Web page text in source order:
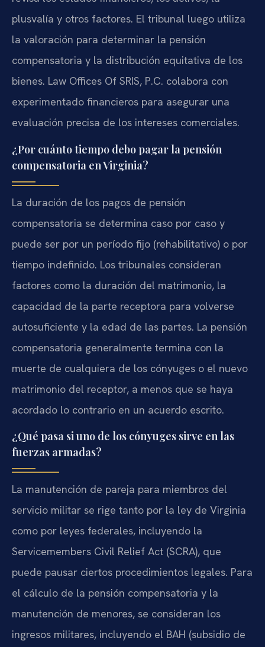
plusvalía y otros factores. El tribunal luego utiliza
la valoración para determinar la pensión
compensatoria y la distribución equitativa de los
bienes. Law Offices Of SRIS, P.C. colabora con
experimentado financieros para asegurar una
evaluación precisa de los intereses comerciales.
¿Por cuánto tiempo debo pagar la pensión
compensatoria en Virginia?
La duración de los pagos de pensión
compensatoria se determina caso por caso y
puede ser por un período fijo (rehabilitativo) o por
tiempo indefinido. Los tribunales consideran
factores como la duración del matrimonio, la
capacidad de la parte receptora para volverse
autosuficiente y la edad de las partes. La pensión
compensatoria generalmente termina con la
muerte de cualquiera de los cónyuges o el nuevo
matrimonio del receptor, a menos que se haya
acordado lo contrario en un acuerdo escrito.
¿Qué pasa si uno de los cónyuges sirve en las
fuerzas armadas?
La manutención de pareja para miembros del
servicio militar se rige tanto por la ley de Virginia
como por leyes federales, incluyendo la
Servicemembers Civil Relief Act (SCRA), que
puede pausar ciertos procedimientos legales. Para
el cálculo de la pensión compensatoria y la
manutención de menores, se consideran los
ingresos militares, incluyendo el BAH (subsidio de